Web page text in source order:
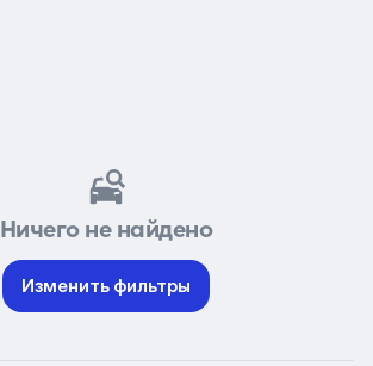
Ничего не найдено
Изменить фильтры